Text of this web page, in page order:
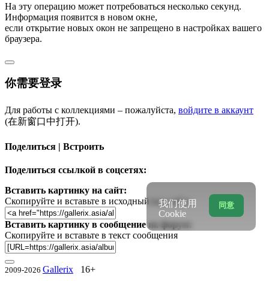
На эту операцию может потребоваться несколько секунд.
Информация появится в новом окне,
если открытие новых окон не запрещено в настройках вашего
браузера.
你需要登录
Для работы с коллекциями – пожалуйста, войдите в аккаунт
(在新窗口中打开).
Поделиться | Встроить
Поделиться ссылкой в соцсетях:
Вставить картинку на сайт:
Скопируйте и вставьте в исходный код сайта
Вставить картинку в сообщение на форум:
Скопируйте и вставьте в текст сообщения
2009-2026 Gallerix 16+
同意
我们使用
Cookie